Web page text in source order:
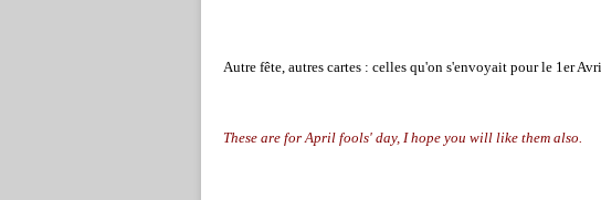
Autre fête, autres cartes : celles qu'on s'envoyait pour le 1er
These are for April fools' day, I hope you will like them also.